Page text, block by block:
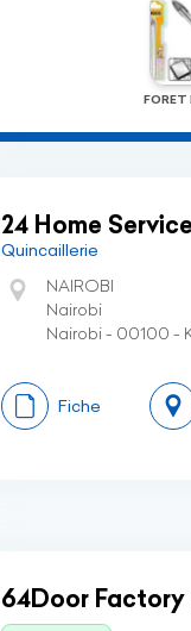
24 Home
Quincaillerie
NAIROBI
Nairobi
Nairobi - 00100 -
Fiche
64Door Factory